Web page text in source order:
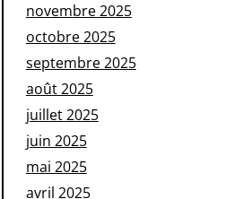
novembre 2025
octobre 2025
septembre 2025
août 2025
juillet 2025
juin 2025
mai 2025
avril 2025